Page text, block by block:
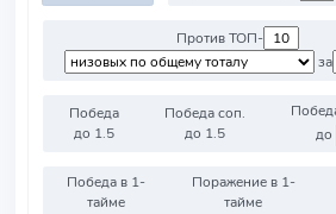
Против ТОП-
за
Победа
до 1.5
Победа соп.
до 1.5
до
Победа в 1-
тайме
Поражение в 1-
тайме